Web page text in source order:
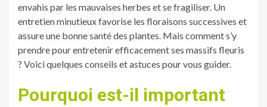
envahis par les mauvaises herbes et se fragiliser. Un
entretien minutieux favorise les floraisons successives et
assure une bonne santé des plantes. Mais comment s’y
prendre pour entretenir efficacement ses massifs fleuris
? Voici quelques conseils et astuces pour vous guider.
Pourquoi est-il important